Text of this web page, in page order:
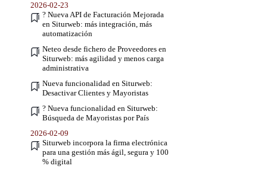
2026-02-23
? Nueva API de Facturación Mejorada
en Siturweb: más integración, más
automatización
Neteo desde fichero de Proveedores en
Siturweb: más agilidad y menos carga
administrativa
Nueva funcionalidad en Siturweb:
Desactivar Clientes y Mayoristas
? Nueva funcionalidad en Siturweb:
Búsqueda de Mayoristas por País
2026-02-09
Siturweb incorpora la firma electrónica
para una gestión más ágil, segura y 100
% digital